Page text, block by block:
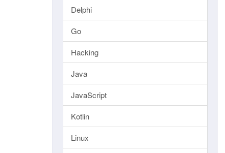
Delphi
Go
Hacking
Java
JavaScript
Kotlin
Linux